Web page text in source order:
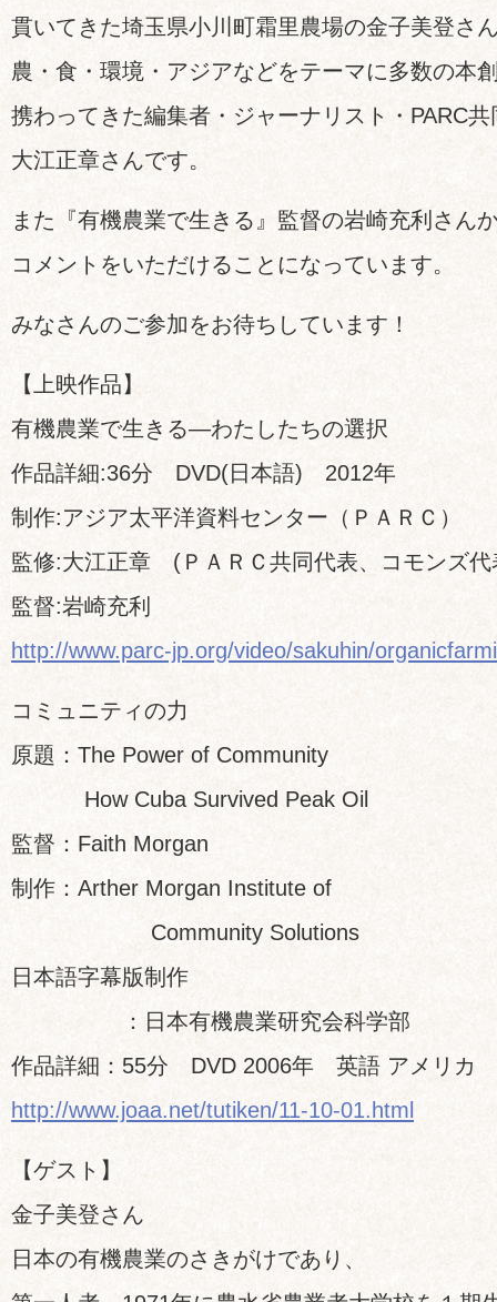
貫いてきた埼玉県小川町霜里農場の金子美登さ
農・食・環境・アジアなどをテーマに多数の本
携わってきた編集者・ジャーナリスト・PARC共
大江正章さんです。
また『有機農業で生きる』監督の岩崎充利さん
コメントをいただけることになっています。
みなさんのご参加をお待ちしています！
【上映作品】
有機農業で生きる―わたしたちの選択
作品詳細:36分 DVD(日本語) 2012年
制作:アジア太平洋資料センター（ＰＡＲＣ）
監修:大江正章 (ＰＡＲＣ共同代表、コモンズ代
監督:岩崎充利
http://www.parc-jp.org/video/sakuhin/
コミュニティの力
原題：The Power of Community
How Cuba Survived Peak Oil
監督：Faith Morgan
制作：Arther Morgan Institute of
Community Solutions
日本語字幕版制作
：日本有機農業研究会科学部
作品詳細：55分 DVD 2006年 英語 アメリカ
http://www.joaa.net/tutiken/11-10-01.html
【ゲスト】
金子美登さん
日本の有機農業のさきがけであり、